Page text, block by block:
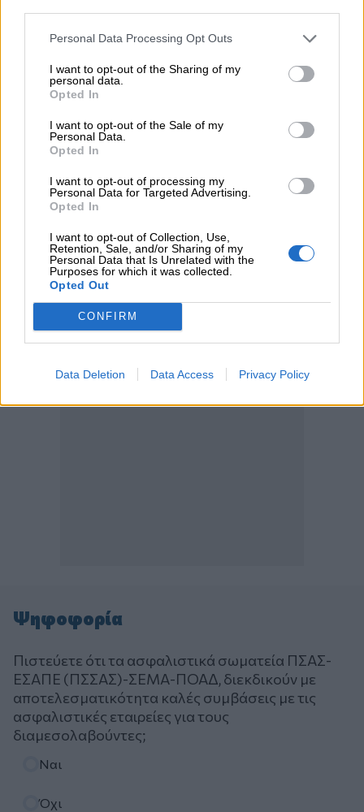
Personal Data Processing Opt Outs
I want to opt-out of the Sharing of my
personal data.
Opted In
I want to opt-out of the Sale of my
Personal Data.
Opted In
I want to opt-out of processing my
Personal Data for Targeted Advertising.
Opted In
I want to opt-out of Collection, Use,
Retention, Sale, and/or Sharing of my
Personal Data that Is Unrelated with the
Purposes for which it was collected.
Opted Out
CONFIRM
Data Deletion Data Access Privacy Policy
ΙΑΤΡΙΚΟ ΑΘΗΝΩΝ
Ελληνική Ένωση Τραπεζών: Μέτρα στήριξης για τις
οικογένειες των θυμάτων και τους πυρόπληκτους
04.08.2026 - 08:32
Ο πλούτος του 1 τρισ. και η «μαύρη» οικονομία, τα ιστορικά
ρεκόρ της Wall και του DAX, σε υψηλά 17 ετών το
για τις τράπεζες
Η Εθνική Ασφαλιστική στο πλευρό των ασφαλισμένων της
που δοκιμάζονται από τις καταστροφικές πυρκαγιές
ΠΕΡΙΣΣΟΤΕΡΑ
Ψηφοφορία
Πιστεύετε ότι τα ασφαλιστικά σωματεία ΠΣΑΣ-
ΕΣΑΠΕ (ΠΣΣΑΣ)-ΣΕΜΑ-ΠΟΑΔ, διεκδικούν με
αποτελεσματικότητα καλές συμβάσεις με τις
ασφαλιστικές εταιρείες για τους
διαμεσολαβούντες;
Ναι
Όχι